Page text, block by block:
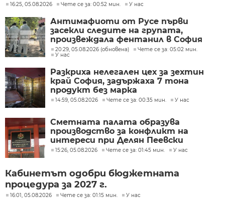
16:25, 05.08.2026 Чете се за: 00:52 мин. У нас
Антимафиоти от Русе първи
засекли следите на групата,
произвеждала фентанил в София
20:29, 05.08.2026 (обновена)
Чете се за: 05:02 мин.
У нас
Разкриха нелегален цех за зехтин
край София, задържаха 7 тона
продукт без марка
14:59, 05.08.2026 Чете се за: 00:35 мин. У нас
Сметната палата образува
производство за конфликт на
интереси при Делян Пеевски
15:26, 05.08.2026 Чете се за: 01:45 мин. У нас
Кабинетът одобри бюджетната
процедура за 2027 г.
16:01, 05.08.2026 Чете се за: 01:15 мин. У нас